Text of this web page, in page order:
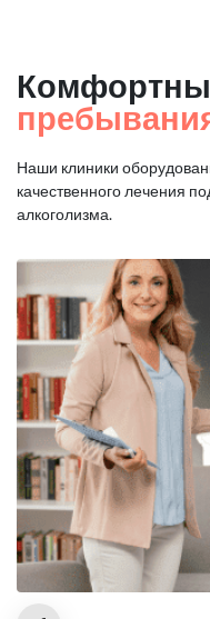
Наши клиники
качественного лечения
алкоголизма.